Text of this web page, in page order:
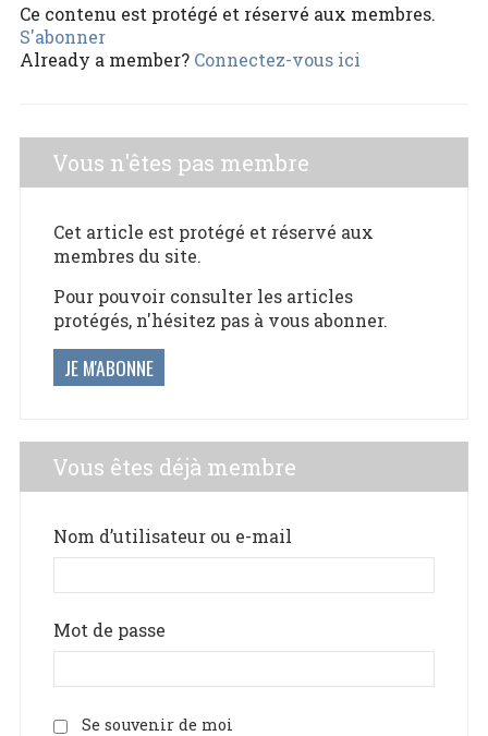
Ce contenu est protégé et réservé aux membres.
S'abonner
Already a member? Connectez-vous ici
Vous n'êtes pas membre
Cet article est protégé et réservé aux
membres du site.
Pour pouvoir consulter les articles
protégés, n'hésitez pas à vous abonner.
JE M'ABONNE
Vous êtes déjà membre
Nom d’utilisateur ou e-mail
Mot de passe
Se souvenir de moi